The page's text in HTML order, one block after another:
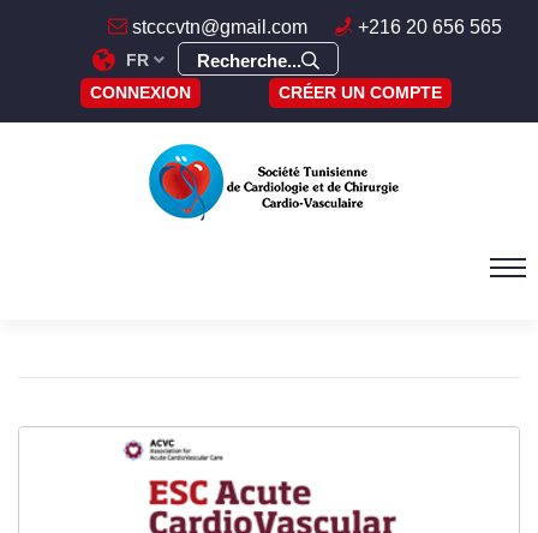
stcccvtn@gmail.com +216 20 656 565
FR Recherche...
CONNEXION CRÉER UN COMPTE